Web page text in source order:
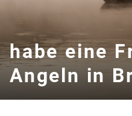
habe eine
Angeln in